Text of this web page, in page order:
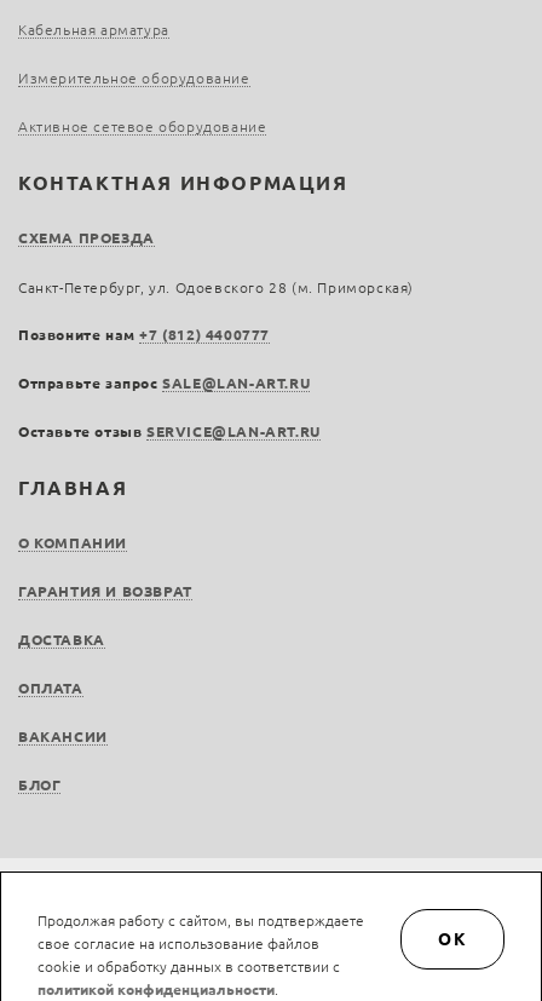
ГЛАВНАЯ
О КОМПАНИИ
ГАРАНТИЯ И ВОЗВРАТ
ДОСТАВКА
ОПЛАТА
ВАКАНСИИ
БЛОГ
Кабельная арматура
Измерительное оборудование
Активное сетевое оборудование
КОНТАКТНАЯ ИНФОРМАЦИЯ
СХЕМА ПРОЕЗДА
Санкт-Петербург, ул. Одоевского 28 (м. Приморская)
Позвоните нам+7 (812) 4400777
Отправьте запросSALE@LAN-ART.RU
Оставьте отзыв SERVICE@LAN-ART.RU
Не является публичной офертой © LAN-art.ru, 2013—2026. Все права защищены.
Политика конфиденциальности.
Положение об обработке и защите персональных
данных.
Продолжая работу с сайтом, вы подтверждаете
свое согласие на использование файлов
cookie и обработку данных в соответствии с
политикой конфиденциальности
OK